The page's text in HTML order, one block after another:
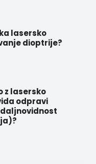
lasersko
dioptrije?
z lasersko
odpravi